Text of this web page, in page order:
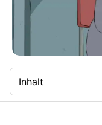
Inhalt